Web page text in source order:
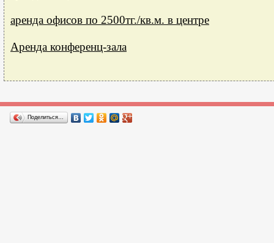
аренда офисов по 2500тг./кв.м. в центре
Аренда конференц-зала
Поделиться…